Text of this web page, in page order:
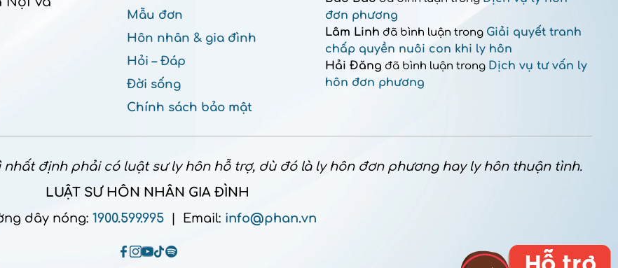
Mẫu đơn
Hôn nhân & gia đình
Hỏi – Đáp
Đời sống
Chính sách bảo mật
đơn phương
Lâm Linh đã bình luận trong Giải quyết tranh
chấp quyền nuôi con khi ly hôn
Hải Đăng đã bình luận trong Dịch vụ tư vấn ly
hôn đơn phương
định phải có luật sư ly hôn hỗ trợ, dù đó là ly hôn đơn phương hay ly hôn thuận tình.
LUẬT SƯ HÔN NHÂN GIA ĐÌNH
dây nóng: 1900.599.995 | Email: info@phan.vn